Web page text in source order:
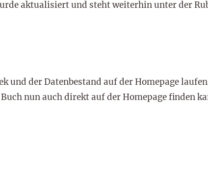
aktualisiert und steht weiterhin unter der
und der Datenbestand auf der Homepage
nun auch direkt auf der Homepage finden